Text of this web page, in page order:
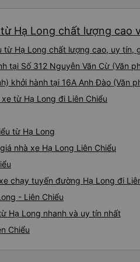
Hạ Long chất lượng cao
từ Hạ Long chất lượng cao, uy tín,
tại Số 312 Nguyễn Văn Cừ (Văn
khởi hành tại 16A Anh Đào (Văn
từ Hạ Long đi Liên Chiểu
từ Hạ Long
nhà xe Hạ Long Liên Chiểu
chạy tuyến đường Hạ Long đi
- Liên Chiểu
Hạ Long nhanh và uy tín nhất
Chiểu